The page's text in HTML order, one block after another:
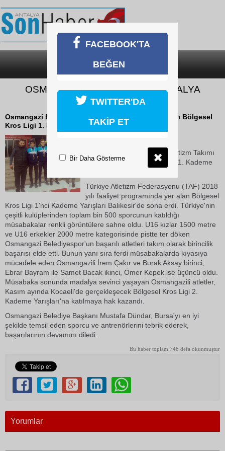
SON DAKİKA
OSMANGAZİLİ ATLETLERİN MADALYA
SEVİNCİ
Osmangazi Belediyespor Atletizm Takımı sporcuları Bölgesel
Kros Ligi 1. Kademe Yarışları'nda göz doldurdu.
Osmangazi Belediyespor Atletizm Takımı
sporcuları Bölgesel Kros Ligi 1. Kademe
Türkiye Atletizm Federasyonu (TAF) 2018
yılı faaliyet programında yer alan Bölgesel
Kros Ligi 1'nci Kademe Yarışları Balıkesir'de sona erdi. Türkiye'nin
çeşitli kulüplerinden toplam bin 500 sporcunun katıldığı
müsabakalar renkli görüntülere sahne oldu. U16 kızlar 1500 metre
ve U16 erkekler 2000 metre kategorisinde pistte ter döken
Osmangazi Belediyespor'un başarılı atletleri takım olarak birincilik
başarısı elde etti. Bunun yanı sıra ferdi müsabakalarda kıyasıya
mücadele eden Osmangazili İrem Çakır ve Burak Aksay birinci,
Ebrar Bayram ile Samet Bacak ikinci, Ömer Kepek ise üçüncü oldu.
Müsabaka sonunda madalya sevinci yaşayan Osmangazili atletler,
Kasım ayında Kocaeli'de gerçekleşecek Bölgesel Kros Ligi 2.
Kademe Yarışları'na katılmaya hak kazandı.
Osmangazi Belediye Başkanı Mustafa Dündar, Bursa'yı en iyi
şekilde temsil eden sporcu ve antrenörlerini tebrik ederek,
başarılarının devamını diledi.
Bu haber toplam 748 defa okunmuştur
Yorumlar
FACEBOOK'TA
BEĞEN
TWITTER'DA
TAKİP ET
Bir Daha Gösterme